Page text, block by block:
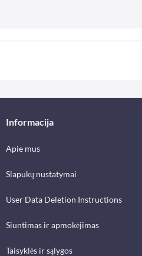
Informacija
Apie mus
Slapukų nustatymai
User Data Deletion Instructions
Siuntimas ir apmokėjimas
Taisyklės ir sąlygos